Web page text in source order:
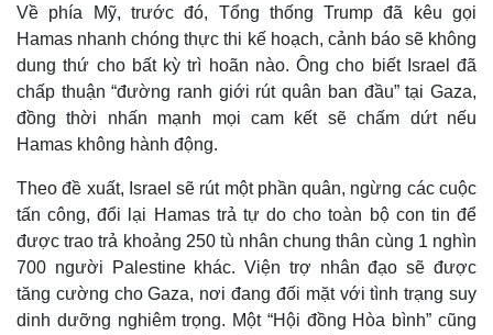
Thế giới
Quan sát
Cuộc sống đó đây
Hồ sơ
Multimedia
Ảnh
E-Magazine
Infographic
Về phía Mỹ, trước đó, Tổng thống Trump đã kêu gọi
Hamas nhanh chóng thực thi kế hoạch, cảnh báo sẽ không
dung thứ cho bất kỳ trì hoãn nào. Ông cho biết Israel đã
chấp thuận “đường ranh giới rút quân ban đầu” tại Gaza,
đồng thời nhấn mạnh mọi cam kết sẽ chấm dứt nếu
Hamas không hành động.
Theo đề xuất, Israel sẽ rút một phần quân, ngừng các cuộc
tấn công, đổi lại Hamas trả tự do cho toàn bộ con tin để
được trao trả khoảng 250 tù nhân chung thân cùng 1 nghìn
700 người Palestine khác. Viện trợ nhân đạo sẽ được
tăng cường cho Gaza, nơi đang đối mặt với tình trạng suy
dinh dưỡng nghiêm trọng. Một “Hội đồng Hòa bình” cũng